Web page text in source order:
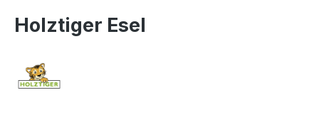
Holztiger Esel